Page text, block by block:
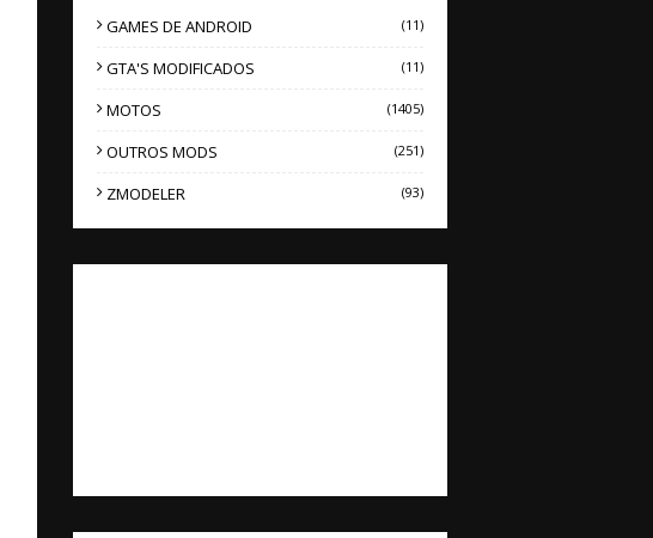
GAMES DE ANDROID (11)
GTA'S MODIFICADOS (11)
MOTOS (1405)
OUTROS MODS (251)
ZMODELER (93)